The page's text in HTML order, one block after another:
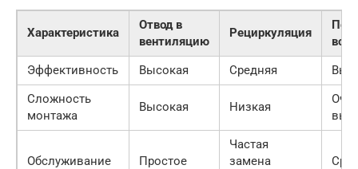
Характеристика
Отвод в
вентиляцию
Рециркуляция
Эффективность
Высокая Средняя
Сложность
монтажа
Высокая Низкая
Обслуживание Простое
Частая
замена